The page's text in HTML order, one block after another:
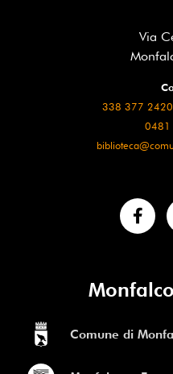
Via
338 377 2420
0481
Comune di